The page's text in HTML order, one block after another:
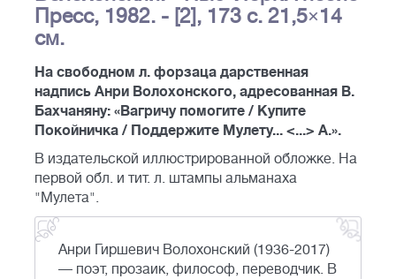
Пресс, 1982. - [2], 173 c. 21,5×14
см.
На свободном л. форзаца дарственная
надпись Анри Волохонского, адресованная В.
Бахчаняну: «Вагричу помогите / Купите
Покойничка / Поддержите Мулету... <...> А.».
В издательской иллюстрированной обложке. На
первой обл. и тит. л. штампы альманаха
"Мулета".
Анри Гиршевич Волохонский (1936-2017)
— поэт, прозаик, философ, переводчик. В